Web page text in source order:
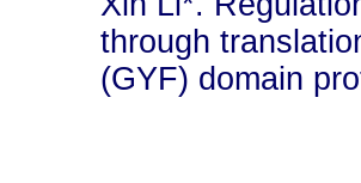
through
(GYF) domain